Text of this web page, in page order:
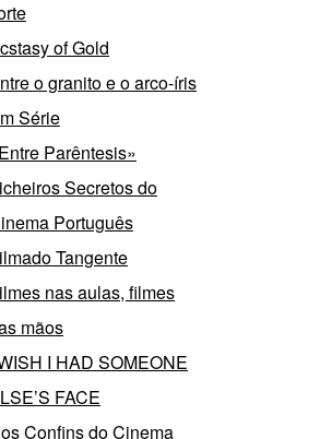
of Gold
o granito e o arco-íris
Série
Parêntesis»
Secretos do
Português
Tangente
nas aulas, filmes
mãos
I HAD SOMEONE
FACE
Confins do Cinema